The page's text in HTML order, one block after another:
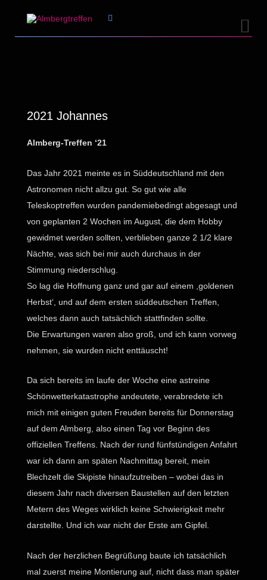


2021 Johannes
Almberg-Treffen ‘21
Das Jahr 2021 meinte es in Süddeutschland mit den
Astronomen nicht allzu gut. So gut wie alle
Teleskoptreffen wurden pandemiebedingt abgesagt und
von geplanten 2 Wochen im August, die dem Hobby
gewidmet werden sollten, verblieben ganze 2 1/2 klare
Nächte, was sich bei mir auch durchaus in der
Stimmung niederschlug.
So lag die Hoffnung ganz und gar auf einem ,goldenen
Herbst‘, und auf dem ersten süddeutschen Treffen,
welches dann auch tatsächlich stattfinden sollte.
Die Erwartungen waren also groß, und ich kann vorweg
nehmen, sie wurden nicht enttäuscht!
Da sich bereits im laufe der Woche eine astreine
Schönwetterkatastrophe andeutete, verabredete ich
mich mit einigen guten Freuden bereits für Donnerstag
auf dem Almberg, also einen Tag vor Beginn des
offiziellen Treffens. Nach der rund fünfstündigen Anfahrt
war ich dann am späten Nachmittag bereit, mein
Blechzelt die Skipiste hinaufzutreiben – wobei das in
diesem Jahr nach diversen Baustellen auf den letzten
Metern des Weges wirklich keine Schwierigkeit mehr
darstellte. Und ich war nicht der Erste am Gipfel.
Nach der herzlichen Begrüßung baute ich tatsächlich
mal zuerst meine Montierung auf, nicht dass man später